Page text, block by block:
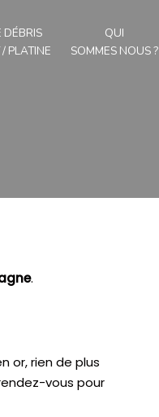
DÉBRIS
PLATINE
QUI
SOMMES NOUS ?
.
or, rien de plus
vous pour